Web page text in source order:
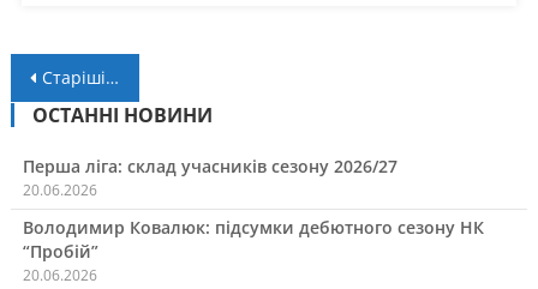
Навігація
за
записами
Старіші записи
ОСТАННІ НОВИНИ
Перша ліга: склад учасників сезону 2026/27
20.06.2026
Володимир Ковалюк: підсумки дебютного сезону НК
“Пробій”
20.06.2026